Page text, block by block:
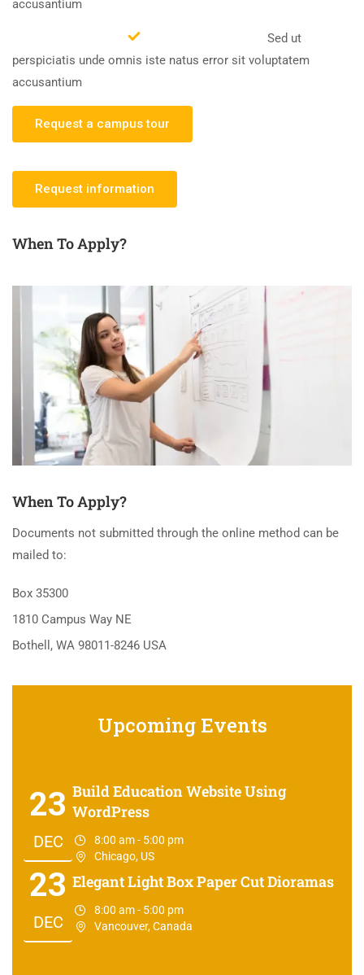
accusantium
Sed ut
perspiciatis unde omnis iste natus error sit voluptatem
accusantium
Request a campus tour
Request information
When To Apply?
When To Apply?
Documents not submitted through the online method can be
mailed to:
Box 35300
1810 Campus Way NE
Bothell, WA 98011-8246 USA
Upcoming Events
23
DEC
Build Education Website Using
WordPress
8:00 am - 5:00 pm
Chicago, US
23
DEC
Elegant Light Box Paper Cut Dioramas
8:00 am - 5:00 pm
Vancouver, Canada